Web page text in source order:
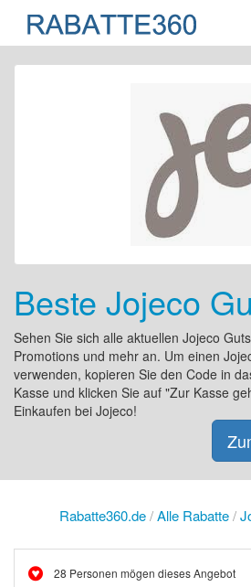
Beste Jojeco
Sehen Sie sich alle aktuellen Jojeco
Promotions und mehr an. Um einen
verwenden, kopieren Sie den Code in
Kasse und klicken Sie auf "Zur Kasse
Einkaufen bei Jojeco!
Rabatte360.de/Alle Rabatte/
28 Personen mögen dieses Angebot